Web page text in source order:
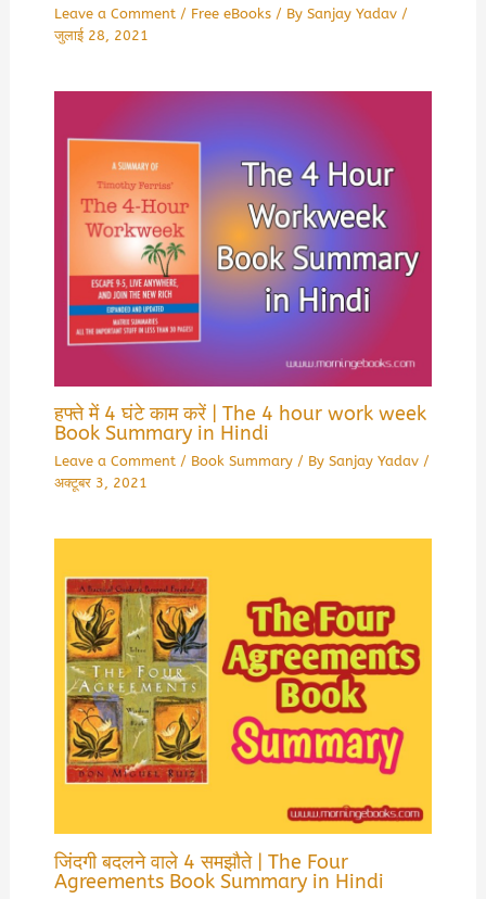
Leave a Comment / Free eBooks/ By Sanjay Yadav /
जुलाई 28, 2021
हफ्ते में 4 घंटे काम करें | The 4 hour work week
Book Summary in Hindi
Leave a Comment / Book Summary/ By Sanjay Yadav /
अक्टूबर 3, 2021
जिंदगी बदलने वाले 4 समझौते | The Four
Agreements Book Summary in Hindi